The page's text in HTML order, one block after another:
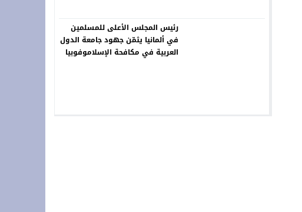
رئيس المجلس الأعلى للمسلمين
في ألمانيا يثمّن جهود جامعة الدول
العربية في مكافحة الإسلاموفوبيا